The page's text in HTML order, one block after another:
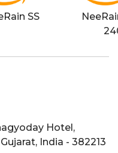
SS
Hotel,
India - 382213